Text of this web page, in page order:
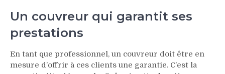
Un couvreur qui garantit ses
prestations
En tant que professionnel, un couvreur doit être en
mesure d’offrir à ces clients une garantie. C’est la